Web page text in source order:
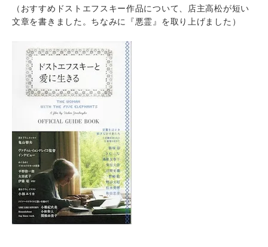
（おすすめドストエフスキー作品について、店主高松が短い
文章を書きました。ちなみに『悪霊』を取り上げました）